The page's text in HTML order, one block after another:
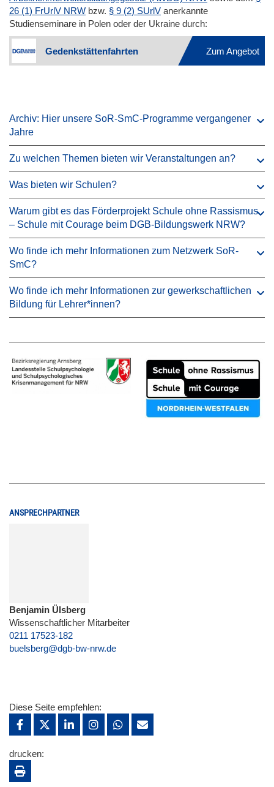
26 (1) FrUrlV NRW bzw. § 9 (2) SUrlV anerkannte
Studienseminare in Polen oder der Ukraine durch:
Gedenkstättenfahrten Zum Angebot
Archiv: Hier unsere SoR-SmC-Programme vergangener
Jahre
Zu welchen Themen bieten wir Veranstaltungen an?
Was bieten wir Schulen?
Warum gibt es das Förderprojekt Schule ohne Rassismus
– Schule mit Courage beim DGB-Bildungswerk NRW?
Wo finde ich mehr Informationen zum Netzwerk SoR-
SmC?
Wo finde ich mehr Informationen zur gewerkschaftlichen
Bildung für Lehrer*innen?
ANSPRECHPARTNER
Benjamin Ülsberg
Wissenschaftlicher Mitarbeiter
0211 17523-182
E-Mail
buelsberg@dgb-bw-nrw.de
Diese Seite empfehlen:
drucken: